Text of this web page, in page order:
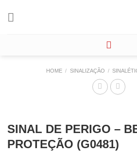
HOME / SINALIZAÇÃO /
SINAL DE PERIGO –
PROTEÇÃO (G0481)